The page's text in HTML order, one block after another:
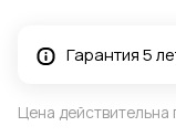
Гарантия 5
Цена